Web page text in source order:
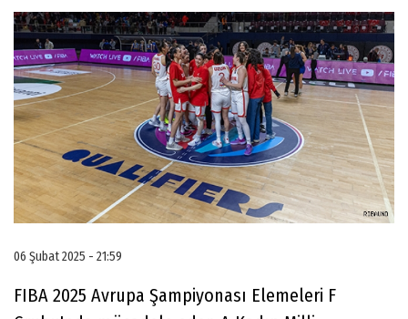
06 Şubat 2025 - 21:59
FIBA 2025 Avrupa Şampiyonası Elemeleri F